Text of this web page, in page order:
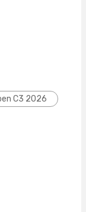
C3 2026